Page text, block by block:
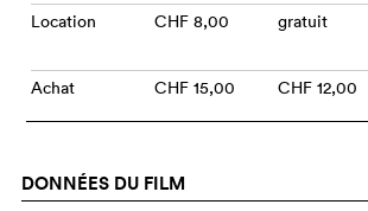
Location CHF 8,00 gratuit
Achat CHF 15,00 CHF 12,00
DONNÉES DU FILM